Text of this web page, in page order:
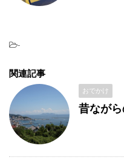
-
関連記事
おでかけ
昔なが